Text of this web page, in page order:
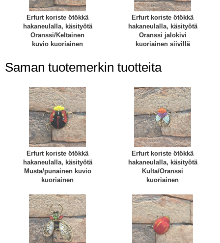
Erfurt koriste ötökkä
hakaneulalla, käsityötä
Oranssi/Keltainen
kuvio kuoriainen
Erfurt koriste ötökkä
hakaneulalla, käsityötä
Oranssi jalokivi
kuoriainen siivillä
Saman tuotemerkin tuotteita
Erfurt koriste ötökkä
hakaneulalla, käsityötä
Musta/punainen kuvio
kuoriainen
Erfurt koriste ötökkä
hakaneulalla, käsityötä
Kulta/Oranssi
kuoriainen